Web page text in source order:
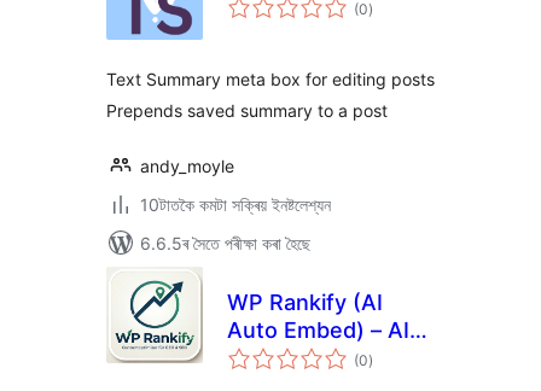
(0মুঠ)
Text Summary meta box for editing posts
Prepends saved summary to a post
andy_moyle
10টাতকৈ কমটা সক্ৰিয় ইনষ্টলেশ্যন
6.6.5ৰ সৈতে পৰীক্ষা কৰা হৈছে
WP Rankify (AI
Auto Embed) – AI
Content Optimizer
(0টা
মুঠ)